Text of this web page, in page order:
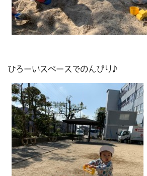
ひろーいスペースでのんびり♪